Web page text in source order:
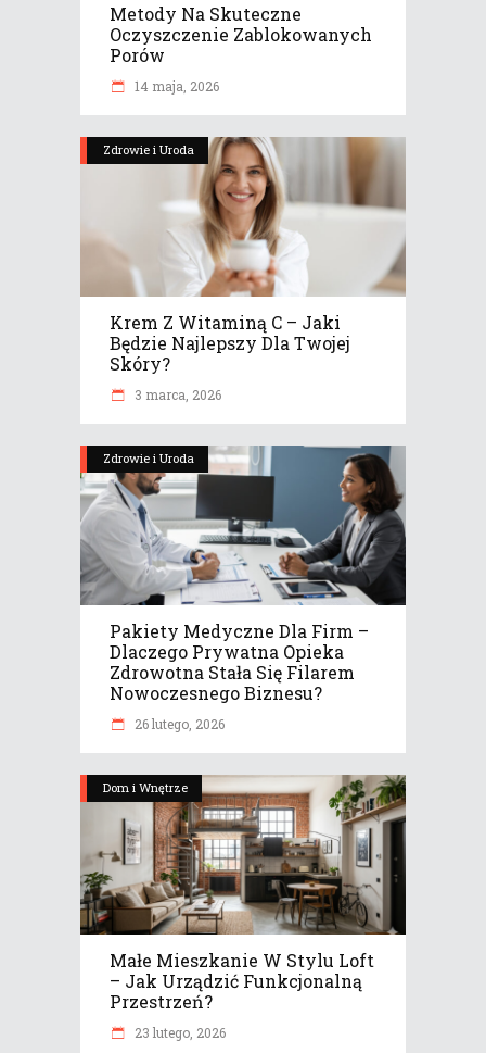
Metody Na Skuteczne
Oczyszczenie Zablokowanych
Porów
14 maja, 2026
Zdrowie i Uroda
Krem Z Witaminą C – Jaki
Będzie Najlepszy Dla Twojej
Skóry?
3 marca, 2026
Zdrowie i Uroda
Pakiety Medyczne Dla Firm –
Dlaczego Prywatna Opieka
Zdrowotna Stała Się Filarem
Nowoczesnego Biznesu?
26 lutego, 2026
Dom i Wnętrze
Małe Mieszkanie W Stylu Loft
– Jak Urządzić Funkcjonalną
Przestrzeń?
23 lutego, 2026